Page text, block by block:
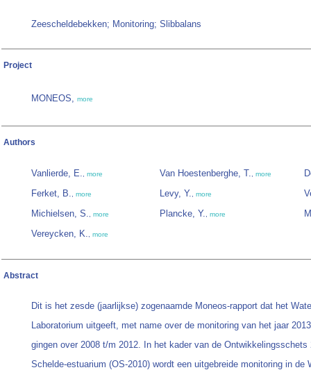
Zeescheldebekken; Monitoring; Slibbalans
Project
MONEOS, more
Authors
Vanlierde, E., more
Ferket, B., more
Michielsen, S., more
Vereycken, K., more
Van Hoestenberghe, T., more
Levy, Y., more
Plancke, Y., more
Abstract
Dit is het zesde (jaarlijkse) zogenaamde Moneos-rapport dat het
Laboratorium uitgeeft, met name over de monitoring van het jaar
gingen over 2008 t/m 2012. In het kader van de Ontwikkelingsschets
Schelde-estuarium (OS-2010) wordt een uitgebreide monitoring in de